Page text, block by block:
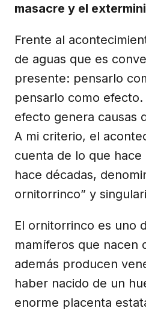
masacre y el
Frente al
de aguas que es
presente: pensarlo
pensarlo como
efecto genera causas
A mi criterio, el
cuenta de lo que hace
hace décadas,
ornitorrinco” y
El ornitorrinco es uno
mamíferos que nacen
además producen
haber nacido de un
enorme placenta